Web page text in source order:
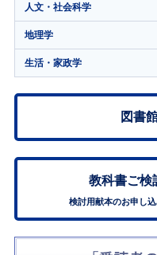
人文・社会科学
地理学
生活・家政学
図書
教科書ご検
検討用献本のお申し